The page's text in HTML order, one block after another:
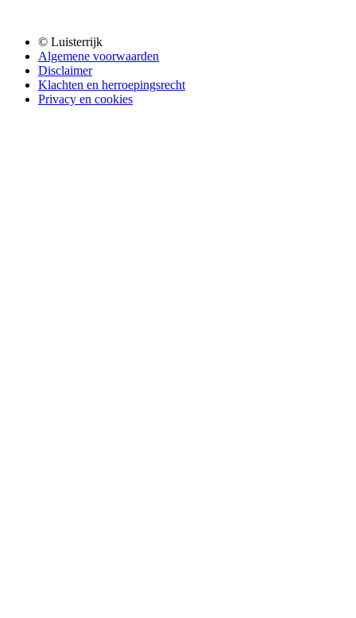
© Luisterrijk
Algemene voorwaarden
Disclaimer
Klachten en herroepingsrecht
Privacy en cookies